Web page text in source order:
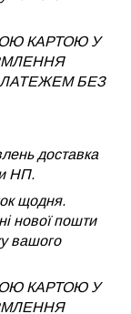
КАРТОЮ У
БЕЗ
доставка
НП.
щодня.
нової пошти
вашого
КАРТОЮ У